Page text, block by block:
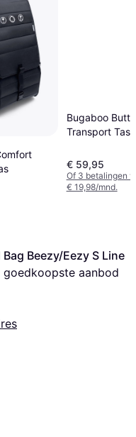
Bugaboo
Transport Tas
€ 59,95
Of 3 betalingen
€ 19,98/mnd.
Beezy/Eezy S Line
aanbod